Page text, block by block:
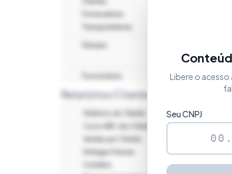
Relatórios Clientes
Libere o
Seu CNPJ